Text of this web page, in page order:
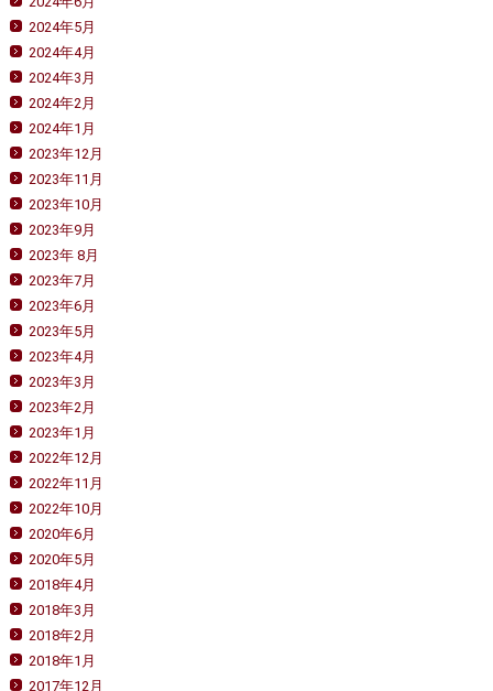
2024年5月
2024年4月
2024年3月
2024年2月
2024年1月
2023年12月
2023年11月
2023年10月
2023年9月
2023年 8月
2023年7月
2023年6月
2023年5月
2023年4月
2023年3月
2023年2月
2023年1月
2022年12月
2022年11月
2022年10月
2020年6月
2020年5月
2018年4月
2018年3月
2018年2月
2018年1月
2017年12月